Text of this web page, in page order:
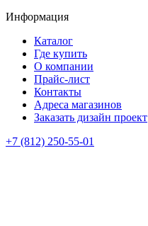
Информация
Каталог
Где купить
О компании
Прайс-лист
Контакты
Адреса магазинов
Заказать дизайн проект
+7 (812) 250-55-01